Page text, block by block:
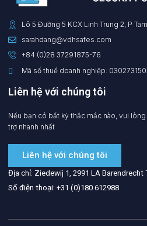
Lô 5 Đường 5 KCX Linh Trung 2, P
sarahdang@vdhsafes.com
+84 (0)28 37291875-76
Mã số thuế doanh nghiệp:
Liên hệ với chúng tôi
Nếu bạn có bất kỳ thắc mắc nào, vui
trợ nhanh nhất
Liên hệ với chúng tôi
Địa chỉ: Ziedewij 1, 2991 LA Barendrecht
Số điện thoại: +31 (0)180 612988